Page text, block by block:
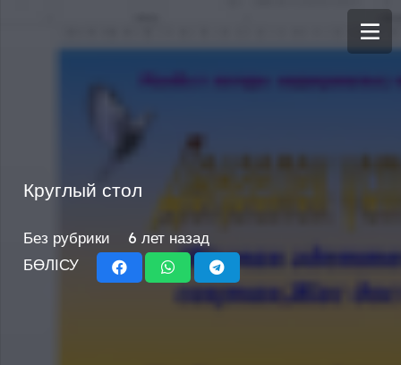
Круглый стол
Без рубрики
6 лет назад
БӨЛІСУ